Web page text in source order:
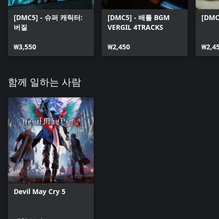
[DMC5] - 슈퍼 캐릭터:
버질
₩3,550
[DMC5] - 배틀 BGM
VERGIL 4TRACKS
₩2,450
함께 일하는 사람
Devil May Cry 5